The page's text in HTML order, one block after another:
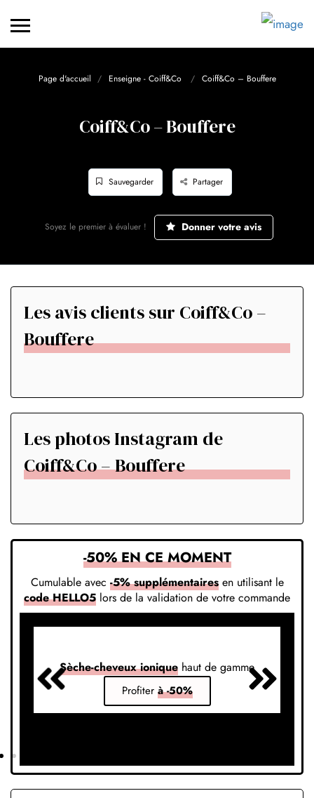
Page d'accueil Enseigne - Coiff&Co Coiff&Co – Bouffere
Coiff&Co – Bouffere
Sauvegarder Partager
Soyez le premier à évaluer ! Donner votre avis
Les avis clients sur Coiff&Co –
Bouffere
Les photos Instagram de
Coiff&Co – Bouffere
-50% EN CE MOMENT
Cumulable avec -5% supplémentairesen utilisant le
code HELLO5 lors de la validation de votre commande
Sèche-cheveux ionique haut de gamme
Profiter à -50%